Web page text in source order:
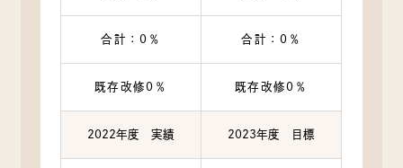
合計：0％ 合計：0％
既存改修0％ 既存改修0％
2022年度 実績 2023年度 目標